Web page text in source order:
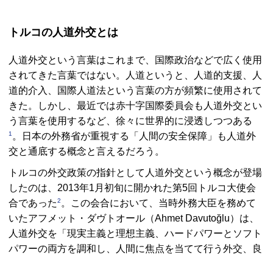
トルコの人道外交とは
人道外交という言葉はこれまで、国際政治などで広く使用
されてきた言葉ではない。人道というと、人道的支援、人
道的介入、国際人道法という言葉の方が頻繁に使用されて
きた。しかし、最近では赤十字国際委員会も人道外交とい
う言葉を使用するなど、徐々に世界的に浸透しつつある
1 。日本の外務省が重視する「人間の安全保障」も人道外
交と通底する概念と言えるだろう。
トルコの外交政策の指針として人道外交という概念が登場
したのは、2013年1月初旬に開かれた第5回トルコ大使会
合であった2 。この会合において、当時外務大臣を務めて
いたアフメット・ダヴトオール（Ahmet Davutoğlu）は、
人道外交を「現実主義と理想主義、ハードパワーとソフト
パワーの両方を調和し、人間に焦点を当てて行う外交、良